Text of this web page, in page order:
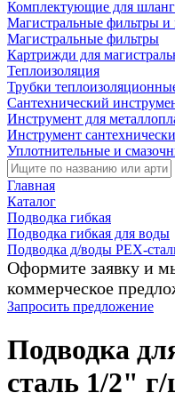
Комплектующие для
Магистральные фильтры и
Магистральные фильтры
Картрижди для
Теплоизоляция
Трубки
Сантехнический
Инструмент для
Инструмент
Уплотнительные и
Главная
Каталог
Подводка гибкая
Подводка гибкая для воды
Подводка д/воды PEX-
Оформите заявку и
коммерческое
Запросить предложение
Подводка
сталь 1/2"